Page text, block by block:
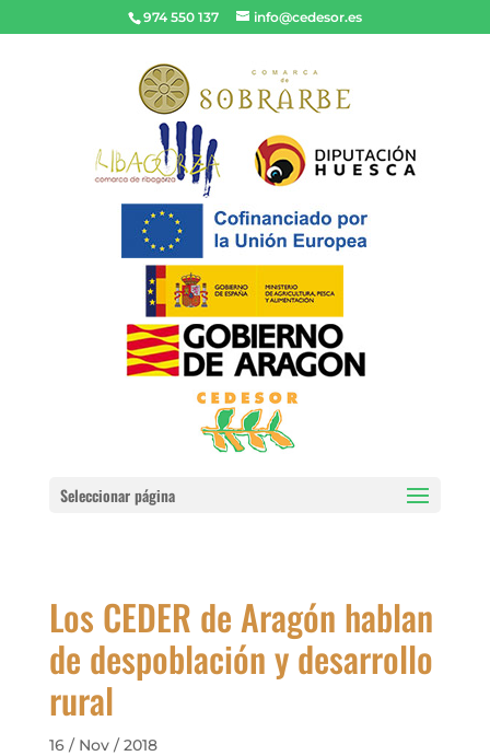
974 550 137 info@cedesor.es
Seleccionar página
Los CEDER de Aragón hablan
de despoblación y desarrollo
rural
16 / Nov / 2018